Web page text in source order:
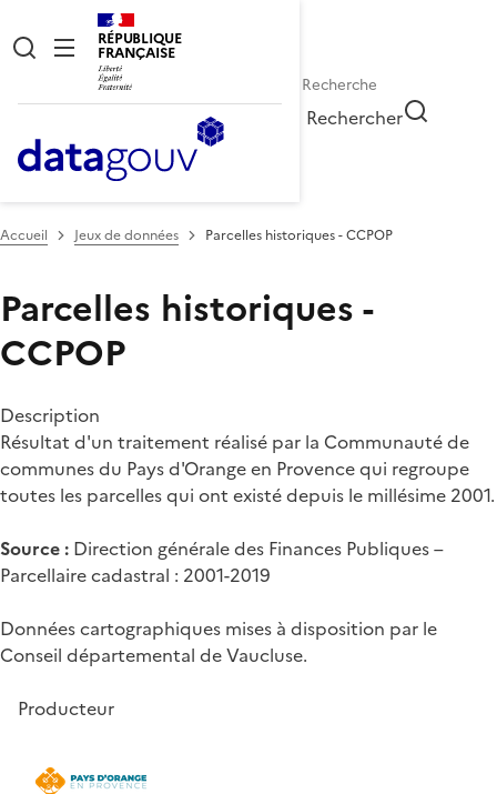
RÉPUBLIQUE
FRANÇAISE
Rechercher
Accueil Jeux de données Parcelles historiques - CCPOP
Parcelles historiques -
CCPOP
Description
Résultat d'un traitement réalisé par la Communauté de
communes du Pays d'Orange en Provence qui regroupe
toutes les parcelles qui ont existé depuis le millésime 2001.
Source : Direction générale des Finances Publiques –
Parcellaire cadastral : 2001-2019
Données cartographiques mises à disposition par le
Conseil départemental de Vaucluse.
Producteur